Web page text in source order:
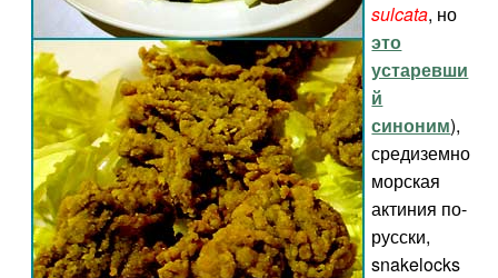
sulcata, но
это
устаревши
й
синоним),
средиземно
морская
актиния по-
русски,
snakelocks